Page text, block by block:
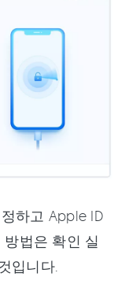
하고 Apple ID
법은 확인 실
입니다.